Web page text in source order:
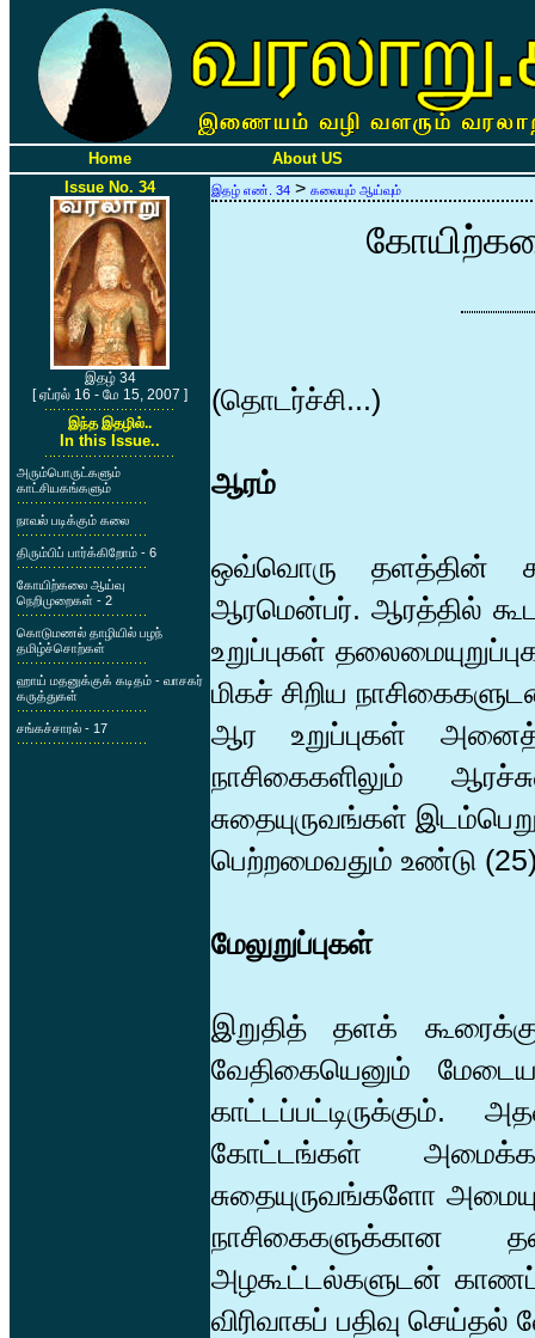
Home
About US
Issue No. 34
இதழ் 34
[ ஏப்ரல் 16 - மே 15, 2007 ]
இந்த இதழில்..
In this Issue..
அரும்பொருட்களும்
காட்சியகங்களும்
நாவல் படிக்கும் கலை
திரும்பிப் பார்க்கிறோம் - 6
கோயிற்கலை ஆய்வு
நெறிமுறைகள் - 2
கொடுமணல் தாழியில் பழந்
தமிழ்ச்சொற்கள்
ஹாய் மதனுக்குக் கடிதம் - வாசகர்
கருத்துகள்
சங்கச்சாரல் - 17
இதழ் எண். 34 > கலையும் ஆய்வும்
(தொடர்ச்சி...)
ஆரம்
ஒவ்வொரு தளத்தின்
ஆரமென்பர். ஆரத்தில்
உறுப்புகள்
மிகச் சிறிய
ஆர உறுப்புகள்
நாசிகைகளிலும்
சுதையுருவங்கள்
பெற்றமைவதும் உண்டு
மேலுறுப்புகள்
இறுதித் தளக்
வேதிகையெனும்
காட்டப்பட்டிருக்கும்.
கோட்டங்கள்
சுதையுருவங்களோ
நாசிகைகளுக்கான
அழகூட்டல்களுடன்
விரிவாகப் பதிவு